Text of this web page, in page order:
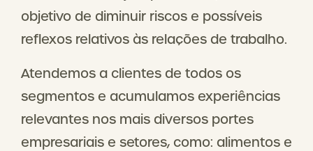
objetivo de diminuir riscos e possíveis
reflexos relativos às relações de trabalho.
Atendemos a clientes de todos os
segmentos e acumulamos experiências
relevantes nos mais diversos portes
empresariais e setores, como: alimentos e